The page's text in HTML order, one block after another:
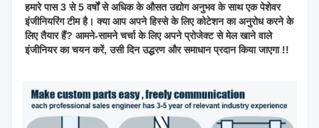
हमारे पास 3 से 5 वर्षों से अधिक के औसत उद्योग अनुभव के साथ एक पेशेवर
इंजीनियरिंग टीम है। क्या आप अपने हिस्से के लिए कोटेशन का अनुरोध करने के
लिए तैयार हैं? आमने-सामने चर्चा के लिए अपने प्रोजेक्ट से मेल खाने वाले
इंजीनियर का चयन करें, उसी दिन उद्धरण और समाधान प्रदान किया जाएगा !!